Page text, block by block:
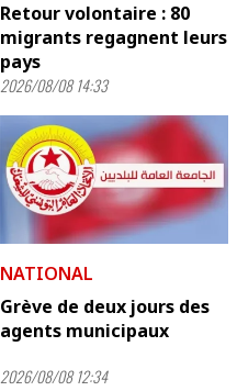
Retour volontaire : 80
migrants regagnent leurs
pays
2026/08/08 14:33
NATIONAL
Grève de deux jours des
agents municipaux
2026/08/08 12:34